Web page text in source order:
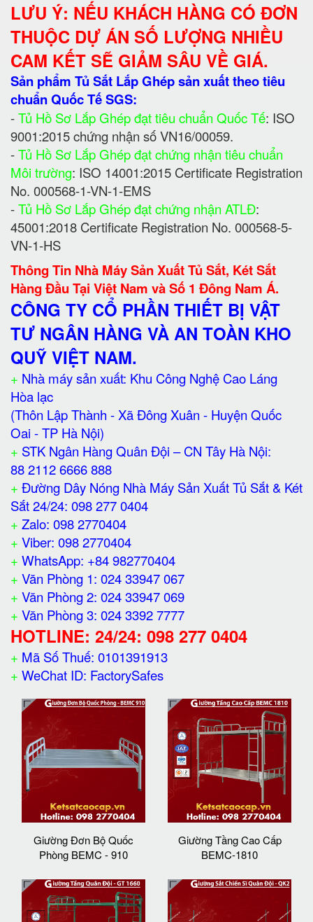
LƯU Ý: NẾU KHÁCH HÀNG CÓ ĐƠN
THUỘC DỰ ÁN SỐ LƯỢNG NHIỀU
CAM KẾT SẼ GIẢM SÂU VỀ GIÁ.
Sản phẩm Tủ Sắt Lắp Ghép sản xuất theo tiêu
chuẩn Quốc Tế SGS:
-Tủ Hồ Sơ Lắp Ghép đạt tiêu chuẩn Quốc Tế: ISO
9001:2015 chứng nhận số VN16/00059.
-Tủ Hồ Sơ Lắp Ghép đạt chứng nhận tiêu chuẩn
Môi trường: ISO 14001:2015 Certificate Registration
No. 000568-1-VN-1-EMS
-Tủ Hồ Sơ Lắp Ghép đạt chứng nhận ATLĐ:
45001:2018 Certificate Registration No. 000568-5-
VN-1-HS
Thông Tin Nhà Máy Sản Xuất Tủ Sắt, Két Sắt
Hàng Đầu Tại Việt Nam và Số 1 Đông Nam Á.
CÔNG TY CỔ PHẦN THIẾT BỊ VẬT
TƯ NGÂN HÀNG VÀ AN TOÀN KHO
QUỸ VIỆT NAM.
+ Nhà máy sản xuất: Khu Công Nghệ Cao Láng
Hòa lạc
(Thôn Lập Thành - Xã Đông Xuân - Huyện Quốc
Oai - TP Hà Nội)
+ STK Ngân Hàng Quân Đội – CN Tây Hà Nội:
88 2112 6666 888
+ Đường Dây Nóng Nhà Máy Sản Xuất Tủ Sắt & Két
Sắt 24/24: 098 277 0404
+ Zalo: 098 2770404
+ Viber: 098 2770404
+ WhatsApp: +84 982770404
+ Văn Phòng 1: 024 33947 067
+ Văn Phòng 2: 024 33947 069
+ Văn Phòng 3: 024 3392 7777
HOTLINE: 24/24: 098 277 0404
+ Mã Số Thuế: 0101391913
+ WeChat ID: FactorySafes
Giường Đơn Bộ Quốc
Phòng BEMC - 910
Giường Tầng Cao Cấp
BEMC-1810